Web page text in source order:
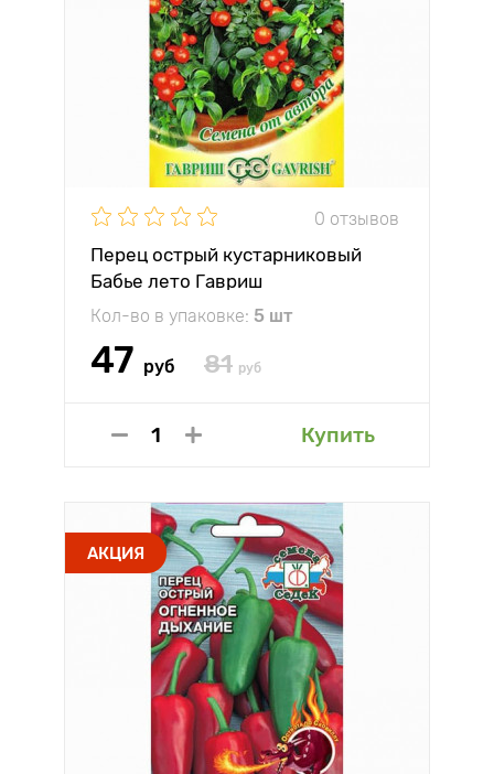
0 отзывов
Перец острый кустарниковый
Бабье лето Гавриш
Кол-во в упаковке: 5 шт
47 руб 81 руб
Купить
АКЦИЯ